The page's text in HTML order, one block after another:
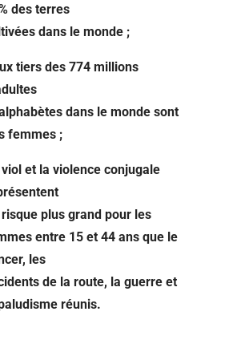
des terres
dans le monde ;
tiers des 774 millions
dans le monde sont
femmes ;
viol et la violence conjugale
plus grand pour les
entre 15 et 44 ans que le
les
de la route, la guerre et
réunis.